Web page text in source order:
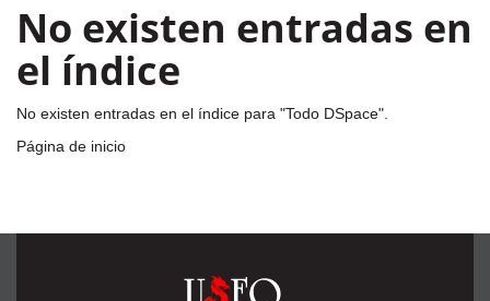
No existen entradas en
el índice
No existen entradas en el índice para "Todo DSpace".
Página de inicio